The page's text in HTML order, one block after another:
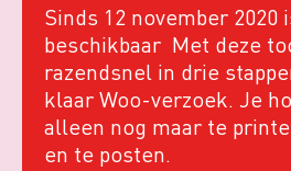
Sinds 12 november
beschikbaar Met deze
razendsnel in drie
klaar Woo-verzoek. Je
alleen nog maar te
en te posten.